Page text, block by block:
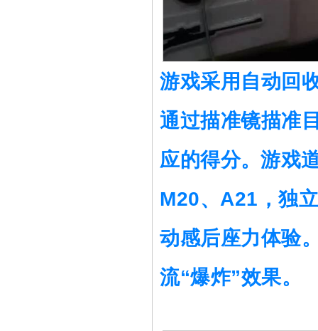
游戏采用自动回
通过描准镜描准
应的得分。游戏
M20、A21，独
动感后座力体验
流“爆炸”效果。